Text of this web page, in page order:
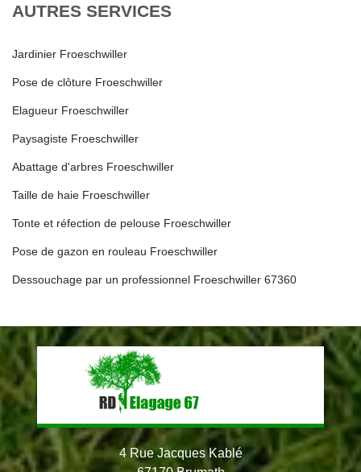
AUTRES SERVICES
Jardinier Froeschwiller
Pose de clôture Froeschwiller
Elagueur Froeschwiller
Paysagiste Froeschwiller
Abattage d'arbres Froeschwiller
Taille de haie Froeschwiller
Tonte et réfection de pelouse Froeschwiller
Pose de gazon en rouleau Froeschwiller
Dessouchage par un professionnel Froeschwiller 67360
4 Rue Jacques Kablé